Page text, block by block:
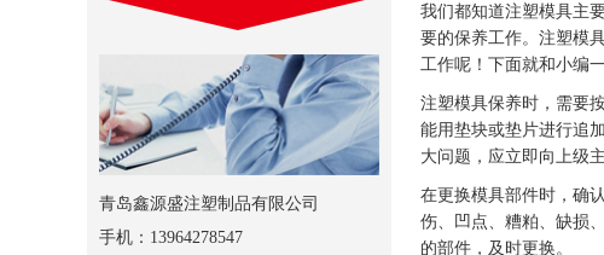
青岛鑫源盛注塑制品有限公司
手机：13964278547
我们都知道注塑模具主
要的保养工作。注塑模
工作呢！下面就和小编
注塑模具保养时，需要
能用垫块或垫片进行追
大问题，应立即向上级
在更换模具部件时，确
伤、凹点、糟粕、缺损
的部件，及时更换。